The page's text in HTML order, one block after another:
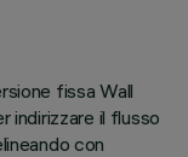
fissa Wall
il flusso
con